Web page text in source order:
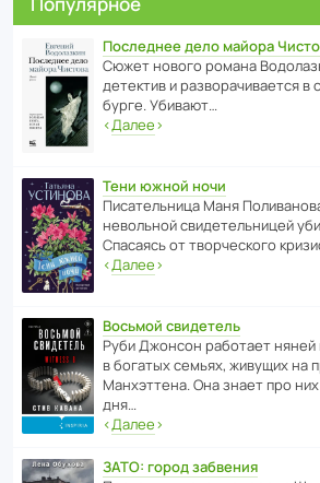
Последнее дело майора
Сюжет нового романа
дете­ктив и разво­ра­чи­ва­ется
бурге. Убивают…
‹Далее›
Тени южной ночи
Писа­тель­ница Маня
невольной свиде­тель­ницей
Спасаясь от твор­че­с­кого
‹Далее›
Восьмой свидетель
Руби Джонсон рабо­тает няней
в богатых семьях, живущих на
Манх­эт­тена. Она знает про
дня…
‹Далее›
ЗАТО: город забвения